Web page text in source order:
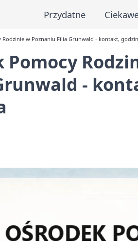
Przydatne
Rodzinie w Poznaniu Filia Grunwald - kontakt,
Pomocy
-